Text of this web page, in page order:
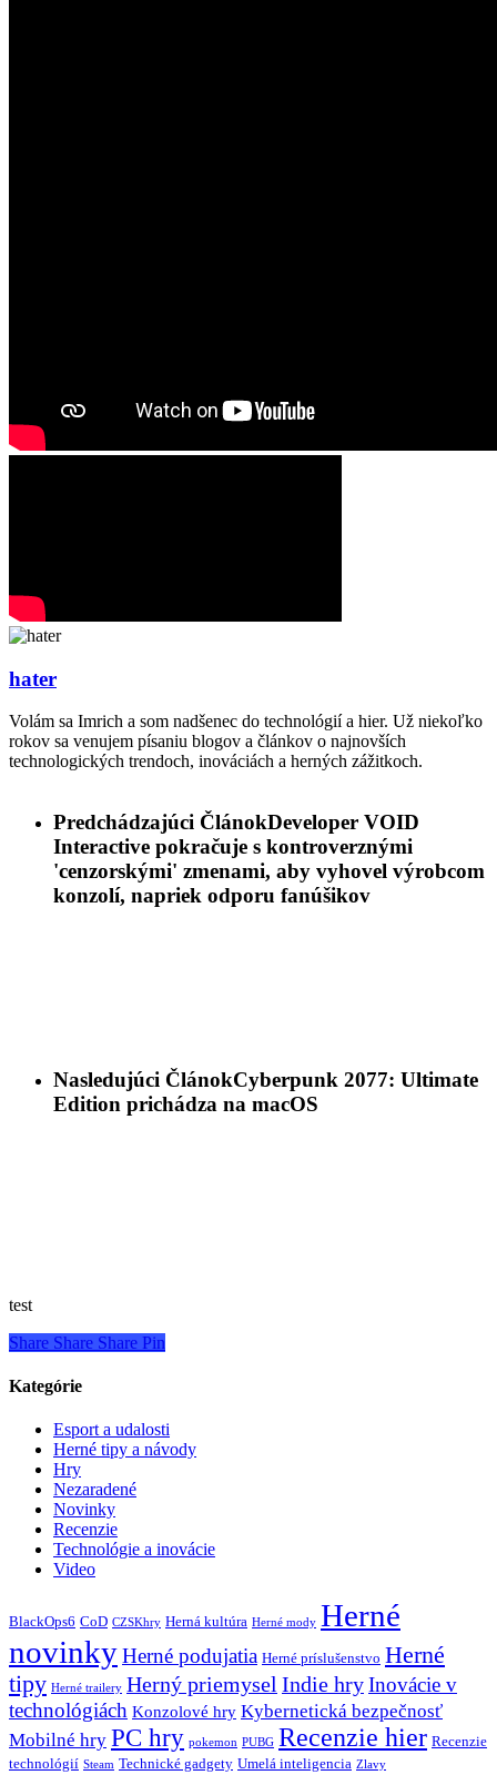
hater
Volám sa Imrich a som nadšenec do technológií a hier. Už niekoľko
rokov sa venujem písaniu blogov a článkov o najnovších
technologických trendoch, inováciách a herných zážitkoch.
Predchádzajúci ČlánokDeveloper VOID
Interactive pokračuje s kontroverznými
'cenzorskými' zmenami, aby vyhovel výrobcom
konzolí, napriek odporu fanúšikov
Nasledujúci ČlánokCyberpunk 2077: Ultimate
Edition prichádza na macOS
test
Share Share Share Pin
Kategórie
Esport a udalosti
Herné tipy a návody
Hry
Nezaradené
Novinky
Recenzie
Technológie a inovácie
Video
BlackOps6 CoD CZSKhry Herná kultúra Herné mody Herné
novinkyHerné podujatia Herné príslušenstvo Herné
tipy Herné trailery Herný priemysel Indie hryInovácie v
technológiách Konzolové hry Kybernetická bezpečnosť
Mobilné hry PC hry pokemon PUBG Recenzie hier Recenzie
technológií Steam Technické gadgety Umelá inteligencia Zlavy